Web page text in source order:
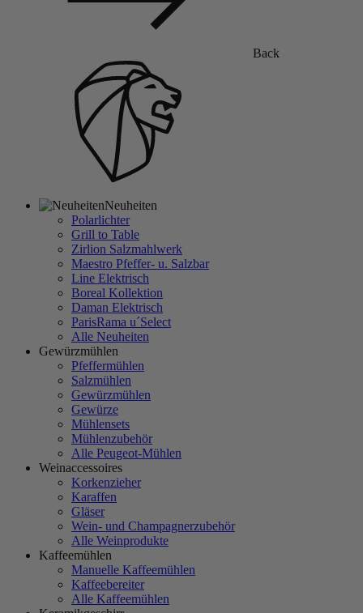
Back
Neuheiten
Polarlichter
Grill to Table
Zirlion Salzmahlwerk
Maestro Pfeffer- u. Salzbar
Line Elektrisch
Boreal Kollektion
Daman Elektrisch
ParisRama u´Select
Alle Neuheiten
Gewürzmühlen
Pfeffermühlen
Salzmühlen
Gewürzmühlen
Gewürze
Mühlensets
Mühlenzubehör
Alle Peugeot-Mühlen
Weinaccessoires
Korkenzieher
Karaffen
Gläser
Wein- und Champagnerzubehör
Alle Weinprodukte
Kaffeemühlen
Manuelle Kaffeemühlen
Kaffeebereiter
Alle Kaffeemühlen